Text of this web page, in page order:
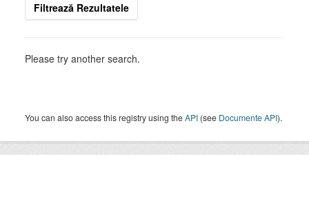
Filtrează Rezultatele
Please try another search.
You can also access this registry using theAPI (see Documente API).